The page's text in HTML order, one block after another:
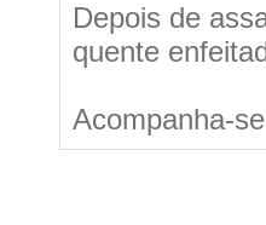
Depois de
quente
Acompanha-